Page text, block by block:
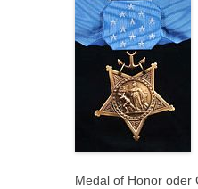
Medal of Honor oder